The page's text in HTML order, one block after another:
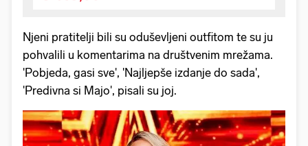
Njeni pratitelji bili su oduševljeni outfitom te su ju
pohvalili u komentarima na društvenim mrežama.
'Pobjeda, gasi sve', 'Najljepše izdanje do sada',
'Predivna si Majo', pisali su joj.